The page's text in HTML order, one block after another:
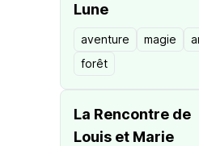
Lune
aventure magie
forêt
La Rencontre de
Louis et Marie